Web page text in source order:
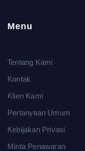
Menu
Tentang Kami
Kontak
Klien Kami
Pertanyaan Umum
Kebijakan Privasi
Minta Penawaran